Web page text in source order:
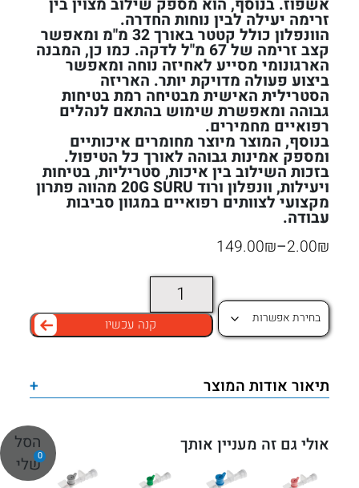
0
הסל
שלי
אשפוז. בנוסף, הוא מספק שילוב מצוין בין
זרימה יעילה לבין נוחות החדרה.
הוונפלון כולל קטטר באורך 32 מ"מ ומאפשר
קצב זרימה של 67 מ"ל לדקה. כמו כן, המבנה
הארגונומי מסייע לאחיזה נוחה ומאפשר
ביצוע פעולה מדויקת יותר. האריזה
הסטרילית האישית מבטיחה רמת בטיחות
גבוהה ומאפשרת שימוש בהתאם לנהלים
רפואיים מחמירים.
בנוסף, המוצר מיוצר מחומרים איכותיים
ומספק אמינות גבוהה לאורך כל הטיפול.
בזכות השילוב בין איכות, סטריליות, בטיחות
ויעילות, וונפלון ורוד 20G SURU מהווה פתרון
מקצועי לצוותים רפואיים במגוון סביבות
עבודה.
₪
2.00
–
₪
149.00
טווח
⁦₪2.00⁩
עד
כמות
של
וונפלון
20G
SURU
Cannula
קנה עכשיו
תיאור אודות המוצר +
אולי גם זה מעניין אותך